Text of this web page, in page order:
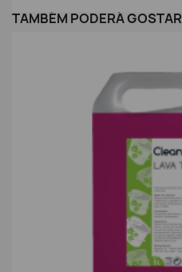
TAMBÉM PODERÁ GOSTAR